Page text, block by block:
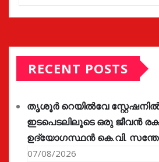
RECENT POSTS
തൃശൂർ റെയിൽവേ
ഇടപെടലിലൂടെ ഒരു ജീവൻ
ഉദ്യോഗസ്ഥൻ കെ.വി.
07/08/2026